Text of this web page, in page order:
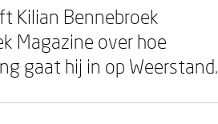
Kilian Bennebroek
Magazine over hoe
gaat hij in op Weerstand.